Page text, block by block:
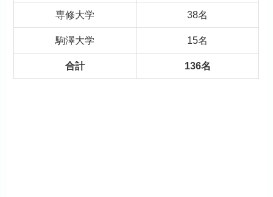
専修大学 38名
駒澤大学 15名
合計 136名